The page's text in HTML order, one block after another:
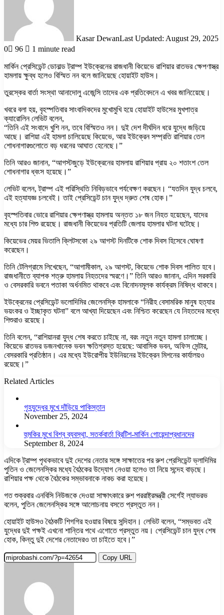
Kasar DewanLast Updated: August 29, 2025
0
96 1 minute read
মার্কিন প্রেসিডেন্ট ডোনাল্ড ট্রাম্প ইউক্রেনের রাজধানী কিয়েভে রাশিয়ার রাতভর ক্ষেপণাস্ত্র
হামলায় ক্ষুব্ধ হলেও বিস্মিত নন বলে জানিয়েছে হোয়াইট হাউস।
তুরস্কের বার্তা সংস্থা আনাদোলু এজেন্সি তাদের এক প্রতিবেদনে এ খবর জানিয়েেছে।
খবরে বলা হয়, বৃহস্পতিবার সাংবাদিকদের মুখোমুখি হয়ে হোয়াইট হাউসের মুখপাত্র
ক্যারোলিন লেভিট বলেন,
“তিনি এই সংবাদে খুশি নন, তবে বিস্মিতও নন। দুই দেশ দীর্ঘদিন ধরে যুদ্ধে জড়িয়ে
আছে। রাশিয়া এই হামলা চালিয়েছে কিয়েভে, আর ইউক্রেন সম্প্রতি রাশিয়ার তেল
শোধনাগারগুলোতে বড় ধরনের আঘাত হেনেছে।”
তিনি আরও জানান, “আগস্টজুড়ে ইউক্রেনের হামলায় রাশিয়ার প্রায় ২০ শতাংশ তেল
শোধনাগার ধ্বংস হয়েছে।”
লেভিট বলেন, ট্রাম্প এই পরিস্থিতি নিবিড়ভাবে পর্যবেক্ষণ করছেন। “যতদিন যুদ্ধ চলবে,
এই হত্যাযজ্ঞ চলবেই। তাই প্রেসিডেন্ট চান যুদ্ধ দ্রুত শেষ হোক।”
বৃহস্পতিবার ভোরে রাশিয়ার ক্ষেপণাস্ত্র হামলায় অন্তত ১৮ জন নিহত হয়েছেন, যাদের
মধ্যে চার শিশু রয়েছে। রাজধানী কিয়েভের প্রতিটি জেলায় হামলার ঘটনা ঘটেছে।
কিয়েভের মেয়র ভিতালি ক্লিটসকো ২৯ আগস্ট দিনটিকে শোক দিবস হিসেবে ঘোষণা
করেছেন।
তিনি টেলিগ্রামে লিখেছেন, “আগামীকাল, ২৯ আগস্ট, কিয়েভে শোক দিবস পালিত হবে।
রাজধানীতে ব্যাপক শত্রু হামলায় নিহতদের স্মরণে।” তিনি আরও জানান, এদিন সরকারি
ও বেসরকারি ভবনে পতাকা অর্ধনমিত থাকবে এবং বিনোদনমূলক কার্যক্রম নিষিদ্ধ থাকবে।
ইউক্রেনের প্রেসিডেন্ট ভলোদিমির জেলেনস্কি হামলাকে “নিরীহ বেসামরিক মানুষ হত্যার
ভয়ংকর ও ইচ্ছাকৃত ঘটনা” বলে আখ্যা দিয়েছেন এবং নিশ্চিত করেছেন যে নিহতদের মধ্যে
শিশুরাও রয়েছে।
তিনি বলেন, “রাশিয়ানরা যুদ্ধ শেষ করতে চাইছে না, বরং নতুন নতুন হামলা চালাচ্ছে।
কিয়েভে রাতভর ডজনখানেক ভবন ক্ষতিগ্রস্ত হয়েছে: আবাসিক ভবন, অফিস সেন্টার,
বেসরকারি প্রতিষ্ঠান। এর মধ্যে ইউরোপীয় ইউনিয়নের ইউক্রেন মিশনের কার্যালয়ও
রয়েছে।”
Related Articles
গৃহযুদ্ধের মুখে দাঁড়িয়ে পাকিস্তান
November 25, 2024
হুমকির মুখে বিশ্ব ব্যবস্থা, সতর্কবার্তা ব্রিটিশ-মার্কিন গোয়েন্দাপ্রধানদের
September 8, 2024
এদিকে ট্রাম্প পৃথকভাবে দুই দেশের নেতার সঙ্গে সাক্ষাতের পর রুশ প্রেসিডেন্ট ভ্লাদিমির
পুতিন ও জেলেনস্কির মধ্যে বৈঠকের উদ্যোগ নেওয়া হলেও তা নিয়ে সন্দেহ বাড়ছে।
রাশিয়ার পক্ষ থেকে বৈঠকের সম্ভাবনাকে নাকচ করা হয়েছে।
গত শুক্রবার এনবিসি নিউজকে দেওয়া সাক্ষাৎকারে রুশ পররাষ্ট্রমন্ত্রী সের্গেই ল্যাভরভ
বলেন, পুতিন জেলেনস্কির সঙ্গে আলোচনায় বসতে প্রস্তুত নন।
হোয়াইট হাউসও বৈঠকটি শিগগির হওয়ার বিষয়ে সন্দিহান। লেভিট বলেন, “সম্ভবত এই
যুদ্ধের দুই পক্ষই এখনো শান্তির পথে এগোতে প্রস্তুত নয়। প্রেসিডেন্ট চান যুদ্ধ শেষ
হোক, কিন্তু দুই দেশের নেতাদেরও তা চাইতে হবে।”
Copy URL